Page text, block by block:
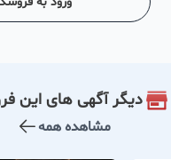
دیگر آگهی های این
مشاهده همه